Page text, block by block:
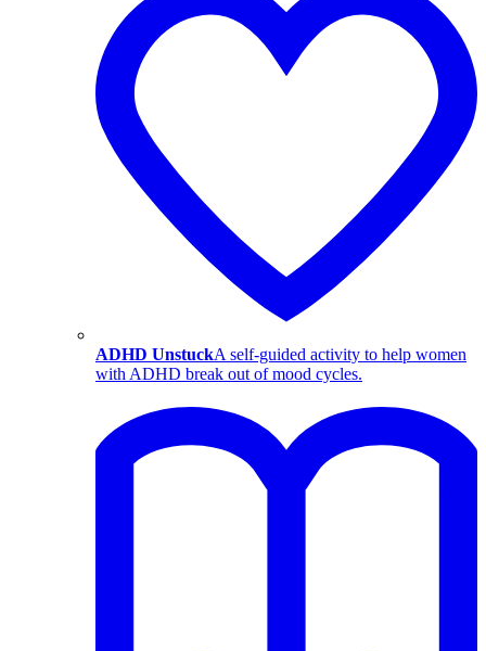
ADHD UnstuckA self-guided activity to help women
with ADHD break out of mood cycles.